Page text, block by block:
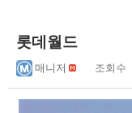
롯데월드
매니저 조회수